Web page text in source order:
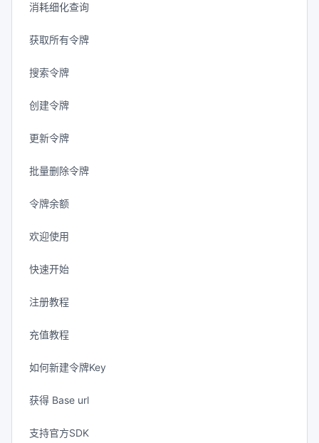
消耗细化查询
获取所有令牌
搜索令牌
创建令牌
更新令牌
批量删除令牌
令牌余额
欢迎使用
快速开始
注册教程
充值教程
如何新建令牌Key
获得 Base url
支持官方SDK